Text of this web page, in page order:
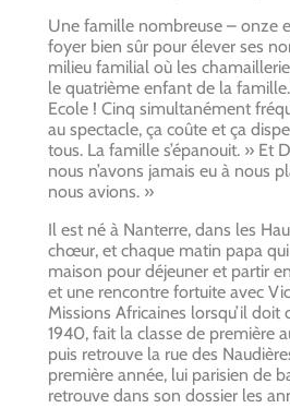
Une famille nombreuse – onze
foyer bien sûr pour élever ses
milieu familial où les
le quatrième enfant de la
Ecole ! Cinq simultanément
au spectacle, ça coûte et ça
tous. La famille s’épanouit. » Et
nous n’avons jamais eu à nous
nous avions. »
Il est né à Nanterre, dans les
chœur, et chaque matin papa qui
maison pour déjeuner et partir
et une rencontre fortuite avec
Missions Africaines lorsqu’il
1940, fait la classe de première
puis retrouve la rue des
première année, lui parisien de
retrouve dans son dossier les